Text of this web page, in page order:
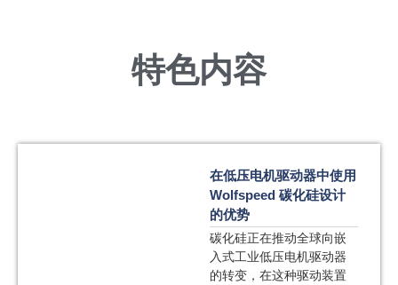
特色内容
在低压电机驱动器中使用
Wolfspeed 碳化硅设计
的优势
碳化硅正在推动全球向嵌
入式工业低压电机驱动器
的转变，在这种驱动装置